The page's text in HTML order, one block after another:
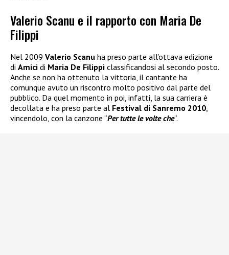
Valerio Scanu e il rapporto con Maria De
Filippi
Nel 2009 Valerio Scanu ha preso parte all’ottava edizione
di Amici di Maria De Filippi classificandosi al secondo posto.
Anche se non ha ottenuto la vittoria, il cantante ha
comunque avuto un riscontro molto positivo dal parte del
pubblico. Da quel momento in poi, infatti, la sua carriera è
decollata e ha preso parte al Festival di Sanremo 2010,
vincendolo, con la canzone “Per tutte le volte che“.